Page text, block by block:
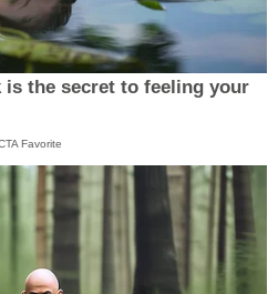
the secret to feeling your
Favorite